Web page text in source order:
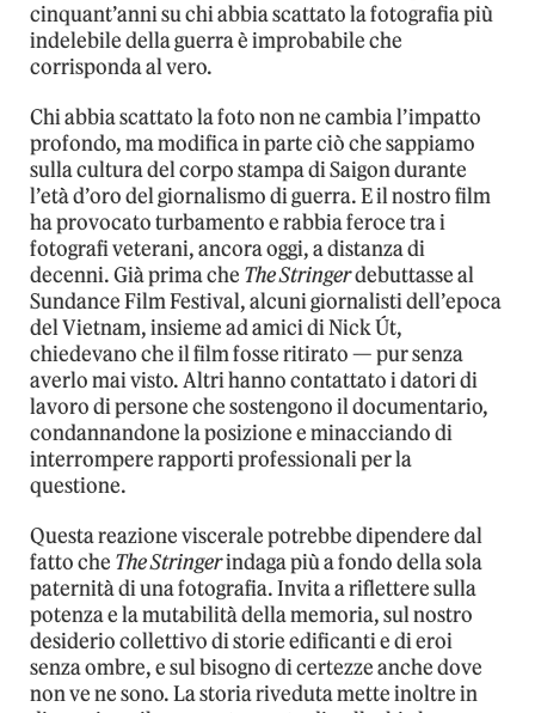
cinquant’anni su chi abbia scattato la fotografia più
indelebile della guerra è improbabile che
corrisponda al vero.
Chi abbia scattato la foto non ne cambia l’impatto
profondo, ma modifica in parte ciò che sappiamo
sulla cultura del corpo stampa di Saigon durante
l’età d’oro del giornalismo di guerra. E il nostro film
ha provocato turbamento e rabbia feroce tra i
fotografi veterani, ancora oggi, a distanza di
decenni. Già prima che The Stringerdebuttasse al
Sundance Film Festival, alcuni giornalisti dell’epoca
del Vietnam, insieme ad amici di Nick Út,
chiedevano che il film fosse ritirato — pur senza
averlo mai visto. Altri hanno contattato i datori di
lavoro di persone che sostengono il documentario,
condannandone la posizione e minacciando di
interrompere rapporti professionali per la
questione.
Questa reazione viscerale potrebbe dipendere dal
fatto che The Stringerindaga più a fondo della sola
paternità di una fotografia. Invita a riflettere sulla
potenza e la mutabilità della memoria, sul nostro
desiderio collettivo di storie edificanti e di eroi
senza ombre, e sul bisogno di certezze anche dove
non ve ne sono. La storia riveduta mette inoltre in